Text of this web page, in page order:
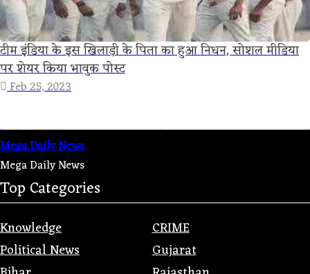
टीम इंडिया के इस खिलाड़ी के पिता का हुआ निधन, सोशल मीडिया
पर शेयर किया भावुक पोस्ट
Feb 25, 2023
Mega Daily News
Mega Daily News
Top Categories
Knowledge
CRIME
Political News
Gujarat